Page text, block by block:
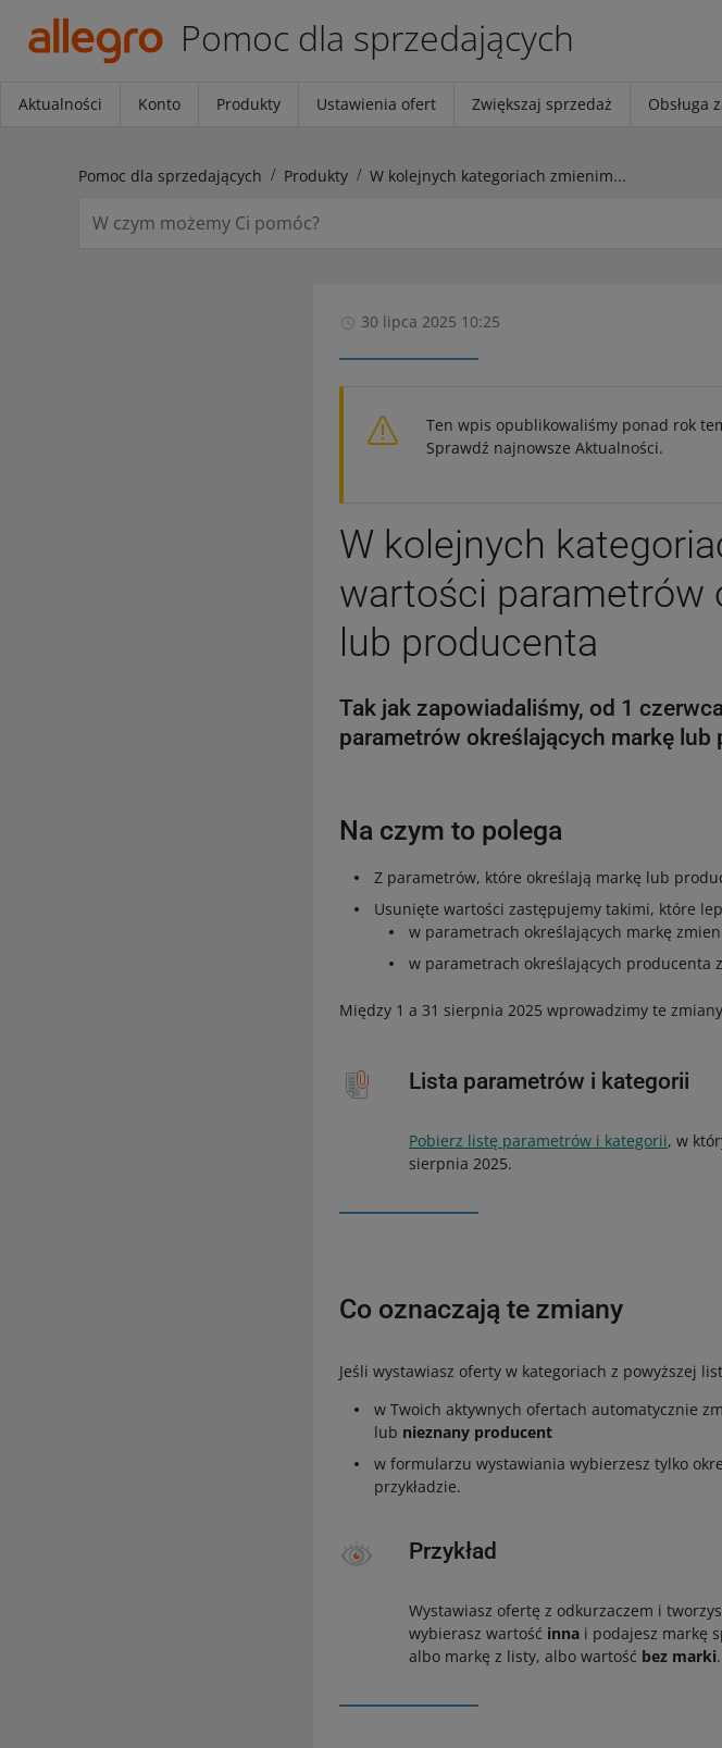
Pomoc dla sprzedających
Aktualności Konto Produkty Ustawienia ofert Zwiększaj sprzedaż Obsługa
Pomoc dla sprzedających Produkty W kolejnych kategoriach zmienimy wybrane wartości parametrów określających markę lub producenta
30 lipca 2025 10:25
Ten wpis opublikowaliśmy ponad rok
Sprawdź najnowsze Aktualności.
W kolejnych
wartości parametrów
lub producenta
Tak jak zapowiadaliśmy, od 1
parametrów określających markę lub
Na czym to polega
Z parametrów, które określają markę lub
Usunięte wartości zastępujemy takimi, które
w parametrach określających markę
w parametrach określających producenta
Między 1 a 31 sierpnia 2025 wprowadzimy te
Lista parametrów i kategorii
Pobierz listę parametrów i kategorii, w
sierpnia 2025.
Co oznaczają te zmiany
Jeśli wystawiasz oferty w kategoriach z powyższej
w Twoich aktywnych ofertach automatycznie
lub nieznany producent
w formularzu wystawiania wybierzesz tylko
przykładzie.
Przykład
Wystawiasz ofertę z odkurzaczem i
wybierasz wartość inna i podajesz markę
albo markę z listy, albo wartość bez marki.